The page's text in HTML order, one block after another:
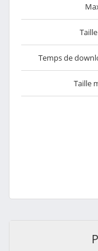
Temps de
Taille